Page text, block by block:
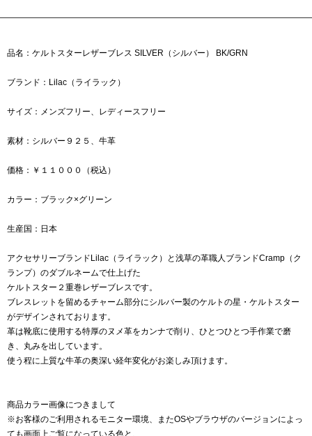
品名：ケルトスターレザーブレス SILVER（シルバー） BK/GRN
ブランド：Lilac（ライラック）
サイズ：メンズフリー、レディースフリー
素材：シルバー９２５、牛革
価格：￥１１０００（税込）
カラー：ブラック×グリーン
生産国：日本
アクセサリーブランドLilac（ライラック）と浅草の革職人ブランドCramp（ク
ランプ）のダブルネームで仕上げた
ケルトスター２重巻レザーブレスです。
ブレスレットを留めるチャーム部分にシルバー製のケルトの星・ケルトスター
がデザインされております。
革は靴底に使用する特厚のヌメ革をカンナで削り、ひとつひとつ手作業で磨
き、丸みを出しています。
使う程に上質な牛革の奥深い経年変化がお楽しみ頂けます。
商品カラー画像につきまして
※お客様のご利用されるモニター環境、またOSやブラウザのバージョンによっ
ても画面上ご覧になっている色と、